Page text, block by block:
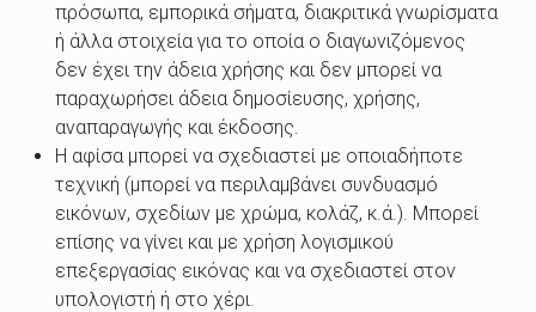
πρόσωπα, εμπορικά σήματα, διακριτικά γνωρίσματα
ή άλλα στοιχεία για το οποία ο διαγωνιζόμενος
δεν έχει την άδεια χρήσης και δεν μπορεί να
παραχωρήσει άδεια δημοσίευσης, χρήσης,
αναπαραγωγής και έκδοσης.
Η αφίσα μπορεί να σχεδιαστεί με οποιαδήποτε
τεχνική (μπορεί να περιλαμβάνει συνδυασμό
εικόνων, σχεδίων με χρώμα, κολάζ, κ.ά.). Μπορεί
επίσης να γίνει και με χρήση λογισμικού
επεξεργασίας εικόνας και να σχεδιαστεί στον
υπολογιστή ή στο χέρι.